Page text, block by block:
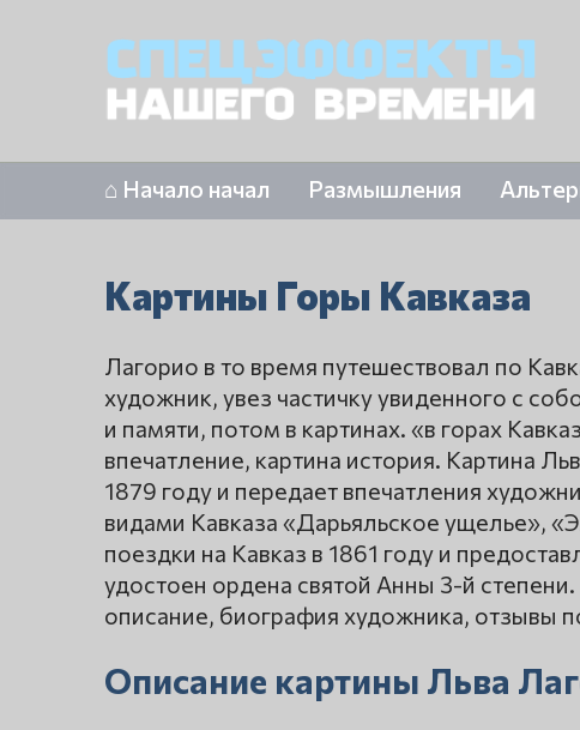
⌂ Начало начал Размышления
Картины Горы Кавказа
Лагорио в то время путешествовал по
художник, увез частичку увиденного с
и памяти, потом в картинах. «в горах
впечатление, картина история. Картина
1879 году и передает впечатления
видами Кавказа «Дарьяльское ущелье»,
поездки на Кавказ в 1861 году и
удостоен ордена святой Анны 3-й
описание, биография художника, отзывы
Описание картины Льва